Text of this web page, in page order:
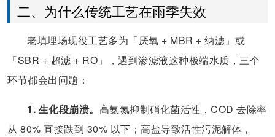
二、为什么传统工艺在雨季失效
老填埋场现役工艺多为「厌氧 + MBR + 纳滤」或
「SBR + 超滤 + RO」，遇到渗滤液这种极端水质，三个
环节都会出问题：
1. 生化段崩溃。 高氨氮抑制硝化菌活性，COD 去除率
从 80% 直接跌到 30% 以下；高盐导致活性污泥解体，